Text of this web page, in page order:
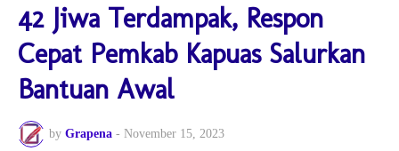
42 Jiwa Terdampak, Respon
Cepat Pemkab Kapuas Salurkan
Bantuan Awal
by Grapena - November 15, 2023